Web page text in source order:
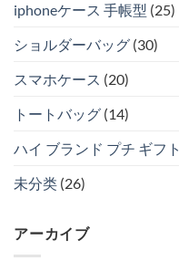
iphoneケース 手帳型 (25)
ショルダーバッグ (30)
スマホケース (20)
トートバッグ (14)
ハイ ブランド プチ ギフト
未分类 (26)
アーカイブ